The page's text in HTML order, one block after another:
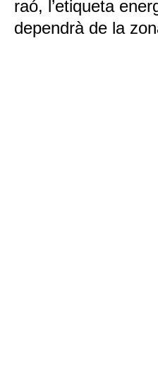
raó, l’etiqueta
dependrà de la